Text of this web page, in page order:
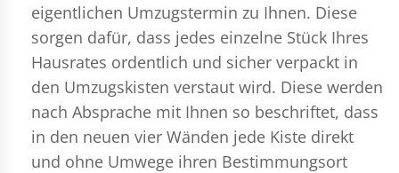
eigentlichen Umzugstermin zu Ihnen. Diese
sorgen dafür, dass jedes einzelne Stück Ihres
Hausrates ordentlich und sicher verpackt in
den Umzugskisten verstaut wird. Diese werden
nach Absprache mit Ihnen so beschriftet, dass
in den neuen vier Wänden jede Kiste direkt
und ohne Umwege ihren Bestimmungsort